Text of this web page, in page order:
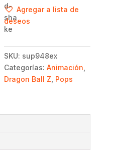
Goku
Kamehameha
Diamond
Dragon
Ball
Z
Agregar a lista de
deseos
SKU: sup948ex
Categorías:Animación
Dragon Ball Z Pops